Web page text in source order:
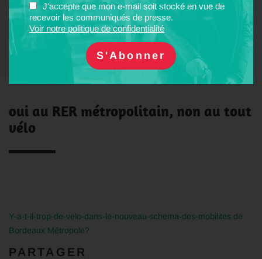
J'accepte que mon e-mail soit stocké en vue de
recevoir les communiqués de presse.
Voir notre politique de confidentialité
oui au RER métropolitain, non au tout
vélo
Y-a-t-il-trop-de-velo-dans-le-nouveau-schema-des-mobilites de
Bordeaux Métropole?
PARTAGER